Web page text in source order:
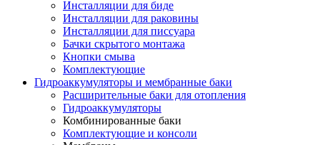
Инсталляции для биде
Инсталляции для раковины
Инсталляции для писсуара
Бачки скрытого монтажа
Кнопки смыва
Комплектующие
Гидроаккумуляторы и мембранные баки
Расширительные баки для отопления
Гидроаккумуляторы
Комбинированные баки
Комплектующие и консоли